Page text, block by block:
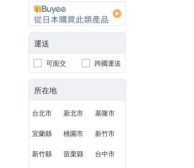
運送
可面交 跨國運送
所在地
台北市 新北市 基隆市
宜蘭縣 桃園市 新竹市
新竹縣 苗栗縣 台中市